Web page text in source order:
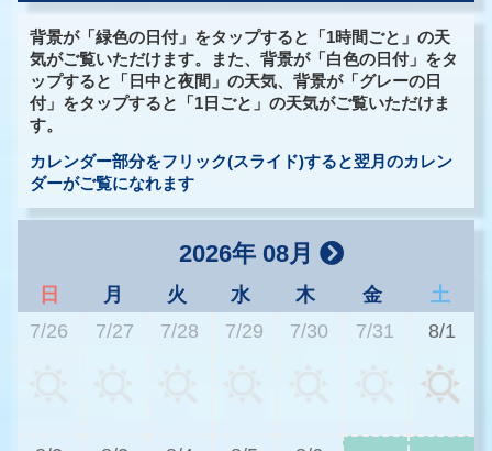
背景が「緑色の日付」をタップすると「1時間ごと」の天
気がご覧いただけます。また、背景が「白色の日付」をタ
ップすると「日中と夜間」の天気、背景が「グレーの日
付」をタップすると「1日ごと」の天気がご覧いただけま
す。
カレンダー部分をフリック(スライド)すると翌月のカレン
ダーがご覧になれます
2026年 08月
日 月 火 水 木 金
土
7/26
7/27 7/28 7/29 7/30 7/31 8/1